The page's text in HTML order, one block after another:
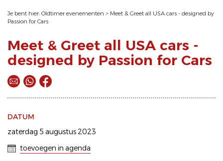
Je bent hier: Oldtimer evenementen > Meet & Greet all USA cars - designed by
Passion for Cars
Meet & Greet all USA cars -
designed by Passion for Cars
DATUM
zaterdag 5 augustus 2023
toevoegen in agenda